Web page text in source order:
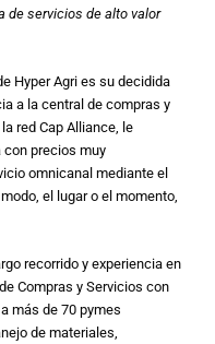
de servicios de alto valor
Hyper Agri es su decidida
a la central de compras y
red Cap Alliance, le
precios muy
omnicanal mediante el
el lugar o el momento,
recorrido y experiencia en
Compras y Servicios con
más de 70 pymes
de materiales,